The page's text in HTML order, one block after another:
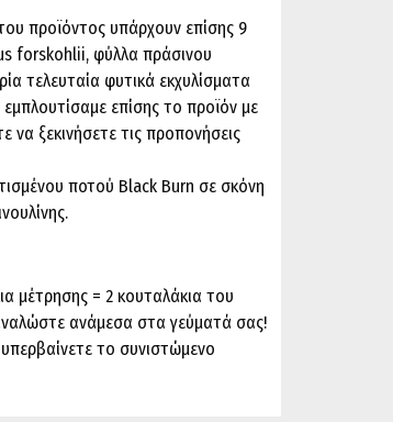
προϊόντος υπάρχουν επίσης 9
forskohlii, φύλλα πράσινου
τελευταία φυτικά εκχυλίσματα
επίσης το προϊόν με
ξεκινήσετε τις προπονήσεις
ποτού Black Burn σε σκόνη
μέτρησης = 2 κουταλάκια του
ανάμεσα στα γεύματά σας!
το συνιστώμενο